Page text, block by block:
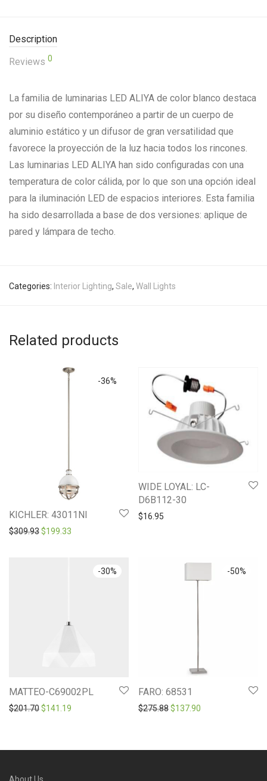
Description
Reviews 0
La familia de luminarias LED ALIYA de color blanco destaca
por su diseño contemporáneo a partir de un cuerpo de
aluminio estático y un difusor de gran versatilidad que
favorece la proyección de la luz hacia todos los rincones.
Las luminarias LED ALIYA han sido configuradas con una
temperatura de color cálida, por lo que son una opción ideal
para la iluminación LED de espacios interiores. Esta familia
ha sido desarrollada a base de dos versiones: aplique de
pared y lámpara de techo.
Categories: Interior Lighting, Sale, Wall Lights
Related products
-36%
KICHLER: 43011NI
$309.93Original price was: $309.93.
$199.33
WIDE LOYAL: LC-
D6B112-30
$16.95
-30%
MATTEO-C69002PL
$201.70Original price was: $201.70.
$141.19 Current price is: $141.19.
-50%
FARO: 68531
$275.88Original price was:
$137.90